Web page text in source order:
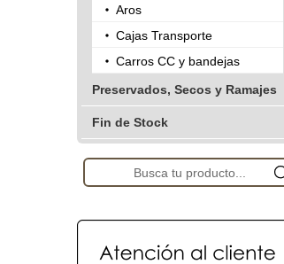
Aros
Cajas Transporte
Carros CC y bandejas
Preservados, Secos y Ramajes
Fin de Stock